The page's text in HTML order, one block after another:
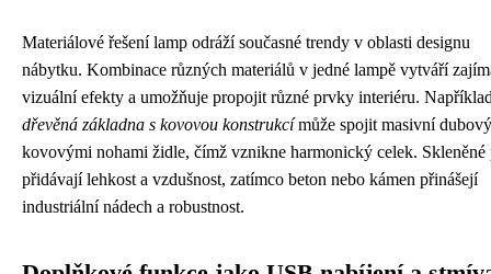
Materiálové řešení lamp odráží současné trendy v oblasti designu
nábytku. Kombinace různých materiálů v jedné lampě vytváří
vizuální efekty a umožňuje propojit různé prvky interiéru.
dřevěná základna s kovovou konstrukcímůže spojit masivní
kovovými nohami židle, čímž vznikne harmonický celek.
přidávají lehkost a vzdušnost, zatímco beton nebo kámen přinášejí
industriální nádech a robustnost.